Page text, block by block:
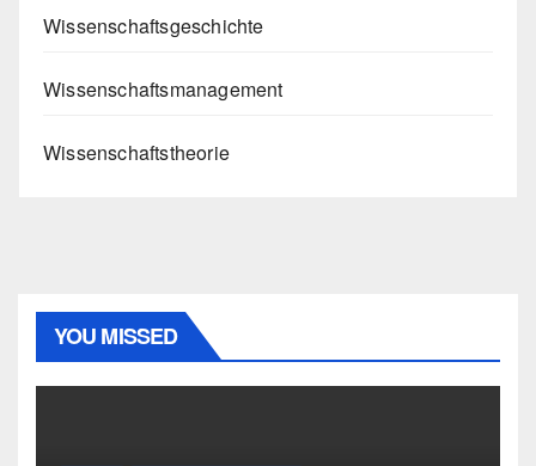
Wissenschaftsgeschichte
Wissenschaftsmanagement
Wissenschaftstheorie
YOU MISSED